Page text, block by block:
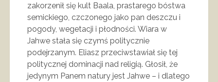
zakorzenił się kult Baala, prastarego bóstwa
semickiego, czczonego jako pan deszczu i
pogody, wegetacji i płodności. Wiara w
Jahwe stała się czymś politycznie
podejrzanym. Eliasz przeciwstawiał się tej
politycznej dominacji nad religią. Głosił, że
jedynym Panem natury jest Jahwe – i dlatego